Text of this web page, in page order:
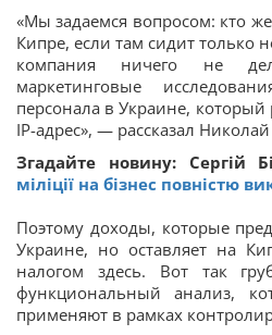
«Мы задаемся вопросом: кто
Кипре, если там сидит только
компания ничего не
маркетинговые
персонала в Украине, который
IP-адрес», — рассказал
Згадайте новину: Сергій
міліції на бізнес повністю
Поэтому доходы, которые
Украине, но оставляет на
налогом здесь. Вот так
функциональный анализ,
применяют в рамках